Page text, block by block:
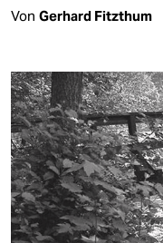
Von Gerhard Fitzthum